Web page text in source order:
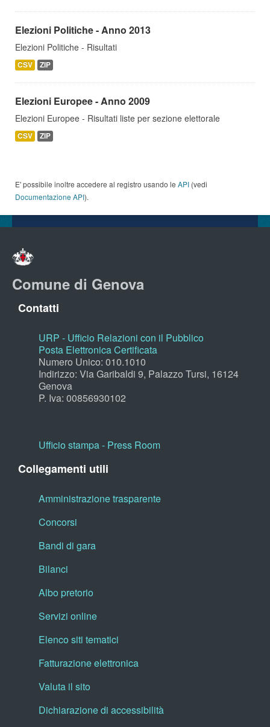
Elezioni Politiche - Anno 2013
Elezioni Politiche - Risultati
CSV ZIP
Elezioni Europee - Anno 2009
Elezioni Europee - Risultati liste per sezione elettorale
CSV ZIP
E' possibile inoltre accedere al registro usando le API (vedi
Documentazione API).
Comune di Genova
Contatti
URP - Ufficio Relazioni con il Pubblico
Posta Elettronica Certificata
Numero Unico: 010.1010
Indirizzo: Via Garibaldi 9, Palazzo Tursi, 16124
Genova
P. Iva: 00856930102
Ufficio stampa - Press Room
Collegamenti utili
Amministrazione trasparente
Concorsi
Bandi di gara
Bilanci
Albo pretorio
Servizi online
Elenco siti tematici
Fatturazione elettronica
Valuta il sito
Dichiarazione di accessibilità